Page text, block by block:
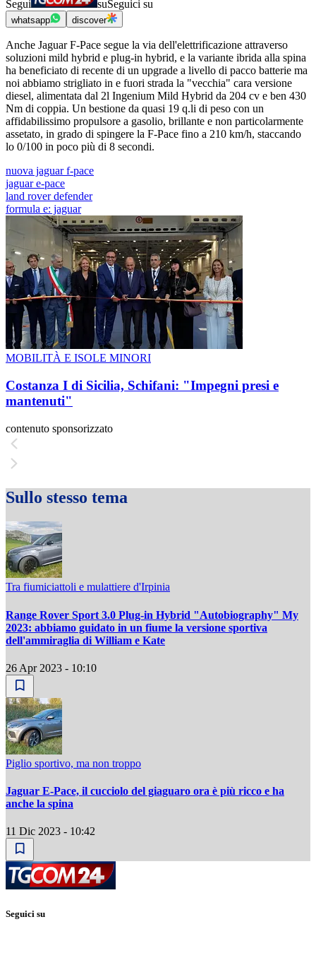
Segui suSeguici su
whatsapp discover
Anche Jaguar F-Pace segue la via dell'elettrificazione attraverso
soluzioni mild hybrid e plug-in hybrid, e la variante ibrida alla spina
ha beneficiato di recente di un upgrade a livello di pacco batterie ma
noi abbiamo strigliato in e fuori strada la "vecchia" cara versione
diesel, alimentata dal 2l Ingenium Mild Hybrid da 204 cv e ben 430
Nm di coppia. Un bestione da quasi 19 q.li di peso con un
affidabilissimo propulsore a gasolio, brillante e non particolarmente
assetato, in grado di spingere la F-Pace fino a 210 km/h, staccando
lo 0/100 in poco più di 8 secondi.
nuova jaguar f-pace
jaguar e-pace
land rover defender
formula e: jaguar
MOBILITÀ E ISOLE MINORI
Costanza I di Sicilia, Schifani: "Impegni presi e
mantenuti"
contenuto sponsorizzato
Sullo stesso tema
Tra fiumiciattoli e mulattiere d'Irpinia
Range Rover Sport 3.0 Plug-in Hybrid "Autobiography" My
2023: abbiamo guidato in un fiume la versione sportiva
dell'ammiraglia di William e Kate
26 Apr 2023 - 10:10
Piglio sportivo, ma non troppo
Jaguar E-Pace, il cucciolo del giaguaro ora è più ricco e ha
anche la spina
11 Dic 2023 - 10:42
Seguici su